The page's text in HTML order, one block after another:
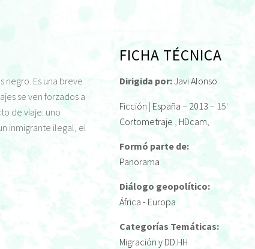
negro. Es una breve
se ven forzados a
de viaje: uno
inmigrante ilegal, el
FICHA TÉCNICA
Dirigida por:Javi Alonso
Ficción | España – 2013 – 15'
Cortometraje , HDcam,
Formó parte de:
Panorama
Diálogo geopolítico:
África - Europa
Categorías Temáticas:
Migración y DD.HH